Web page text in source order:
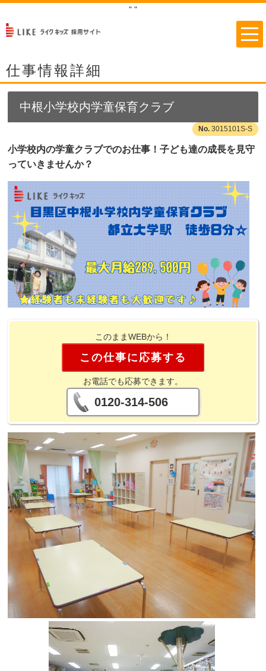
" "
仕事情報詳細
中根小学校内学童保育クラブ
3015101S-S
小学校内の学童クラブでのお仕事！子ども達の成長を見守
っていきませんか？
このままWEBから！
この仕事に応募する
お電話でも応募できます。
0120-314-506